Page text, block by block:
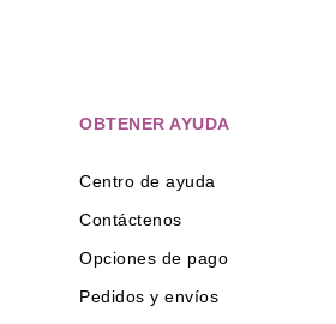
OBTENER AYUDA
Centro de ayuda
Contáctenos
Opciones de pago
Pedidos y envíos